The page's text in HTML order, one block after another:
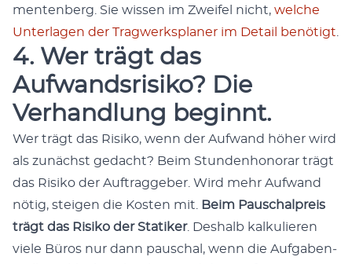
menten­berg. Sie wis­sen im Zweifel nicht, welche
Unter­la­gen der Trag­w­erk­s­plan­er im Detail benötigt
4. Wer trägt das
Aufwandsrisiko? Die
Verhandlung beginnt.
Wer trägt das Risiko, wenn der Aufwand höher wird
als zunächst gedacht? Beim Stun­den­hono­rar trägt
das Risiko der Auf­tragge­ber. Wird mehr Aufwand
nötig, steigen die Kosten mit.
Beim Pauschal­preis
trägt das Risiko der Sta­tik­er. Deshalb kalkulieren
viele Büros nur dann pauschal, wenn die Auf­gaben­